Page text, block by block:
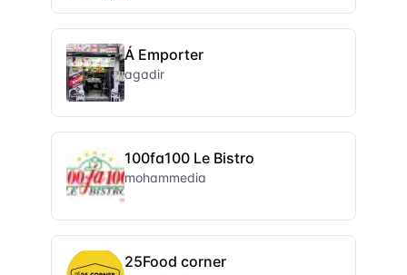
Á Emporter
agadir
100fa100 Le Bistro
mohammedia
25Food corner